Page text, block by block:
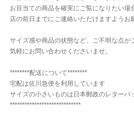
お目当ての商品を確実にご覧になりたい場
店の前日までにご連絡いただけますようお
サイズ感や商品の状態など、ご不明な点が
気軽にお問い合わせくださいませ。
********配送について********
宅配は佐川急便を利用しています
サイズの小さいものは日本郵政のレターパ
*****************************